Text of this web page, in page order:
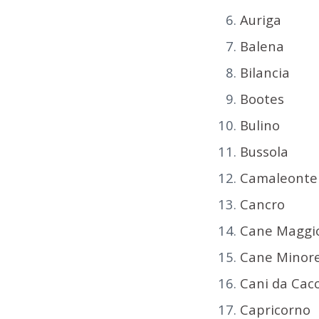
Auriga
Balena
Bilancia
Bootes
Bulino
Bussola
Camaleonte
Cancro
Cane
Cane
Cani da
Capricorno